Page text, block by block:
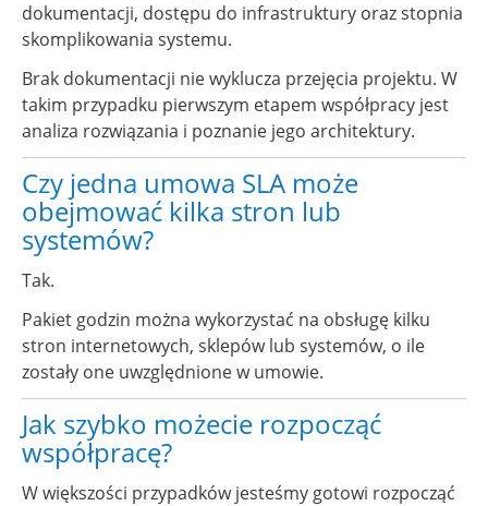
dokumentacji, dostępu do infrastruktury oraz stopnia
skomplikowania systemu.
Brak dokumentacji nie wyklucza przejęcia projektu. W
takim przypadku pierwszym etapem współpracy jest
analiza rozwiązania i poznanie jego architektury.
Czy jedna umowa SLA może
obejmować kilka stron lub
systemów?
Tak.
Pakiet godzin można wykorzystać na obsługę kilku
stron internetowych, sklepów lub systemów, o ile
zostały one uwzględnione w umowie.
Jak szybko możecie rozpocząć
współpracę?
W większości przypadków jesteśmy gotowi rozpocząć